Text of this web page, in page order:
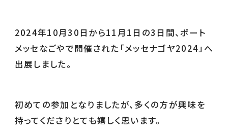
2024年10月30日から11月1日の3日間、ポート
メッセなごやで開催された「メッセナゴヤ2024」へ
出展しました。
初めての参加となりましたが、多くの方が興味を
持ってくださりとても嬉しく思います。